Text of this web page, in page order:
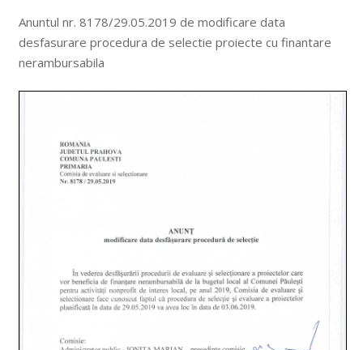
Anuntul nr. 8178/29.05.2019 de modificare data
desfasurare procedura de selectie proiecte cu finantare
nerambursabila